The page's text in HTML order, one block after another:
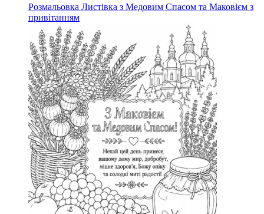
Розмальовка Листівка з Медовим Спасом та Маковієм з
привітанням